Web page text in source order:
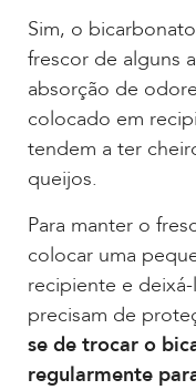
Sim, o
frescor de alguns
absorção de
colocado em
tendem a ter
queijos.
Para manter o
colocar uma
recipiente e
precisam de
se de trocar o
regularmente